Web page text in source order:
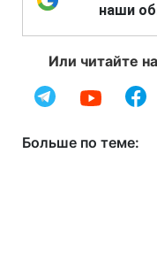
наши
Или читайте
Больше по теме: